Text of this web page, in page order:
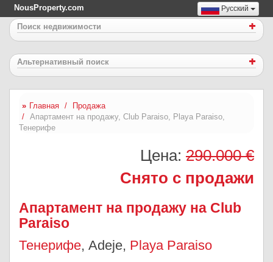
NousProperty.com Русский
Поиск недвижимости
Альтернативный поиск
Главная
Продажа
Апартамент на продажу, Club Paraiso, Playa Paraiso,
Тенерифе
Цена: 290.000 €
Снято с продажи
Апартамент на продажу на Club
Paraiso
Тенерифе, Adeje, Playa Paraiso